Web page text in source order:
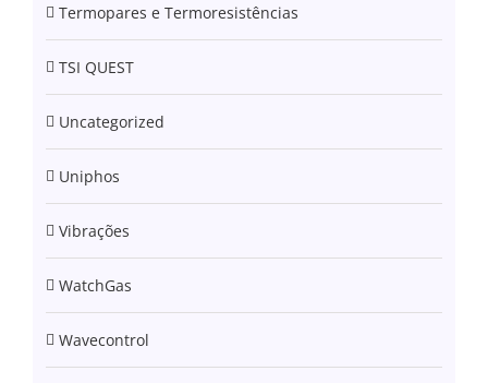
Termopares e Termoresistências
TSI QUEST
Uncategorized
Uniphos
Vibrações
WatchGas
Wavecontrol